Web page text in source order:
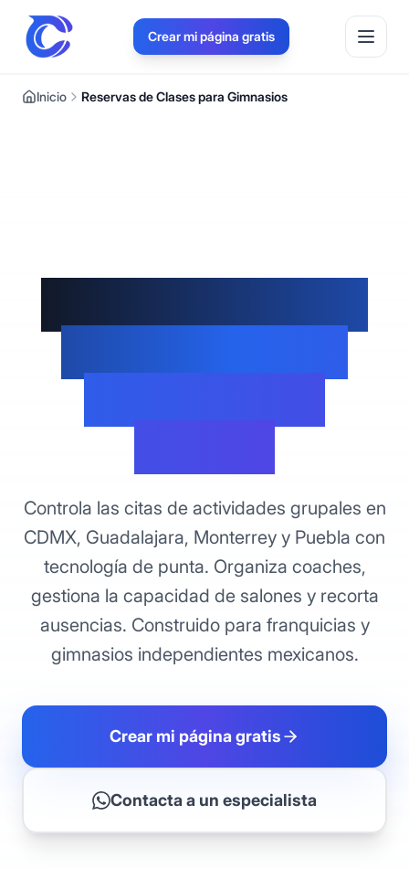
Crear mi página gratis
Inicio Reservas de Clases para Gimnasios
Controla las citas de actividades grupales en
CDMX, Guadalajara, Monterrey y Puebla con
tecnología de punta. Organiza coaches,
gestiona la capacidad de salones y recorta
ausencias. Construido para franquicias y
gimnasios independientes mexicanos.
Crear mi página gratis
Contacta a un especialista